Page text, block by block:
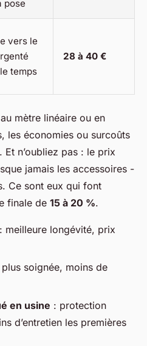
pose
vers le
temps
28 à 40 €
mètre linéaire ou en
les économies ou surcoûts
n’oubliez pas : le prix
jamais les accessoires -
Ce sont eux qui font
finale de 15 à 20 %.
: meilleure longévité, prix
soignée, moins de
en usine : protection
d’entretien les premières